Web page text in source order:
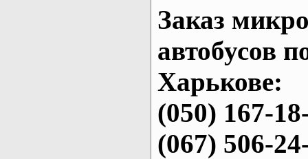
Заказ
автобусов
Харькове:
(050) 167-
(067) 506-